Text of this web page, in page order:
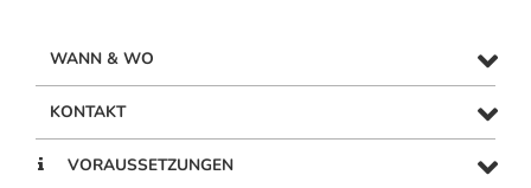
WANN & WO
KONTAKT
VORAUSSETZUNGEN